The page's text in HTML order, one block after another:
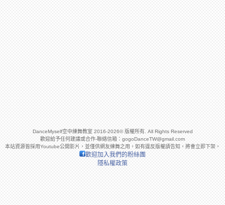
DanceMyself空中練舞教室 2016-2026© 版權所有. All Rights Reserved
歡迎給予任何建議或合作-聯絡信箱： gogoDanceTW@gmail.com
本站資源皆採用Youtube公開影片，並僅供網友練舞之用，如有違反版權請告知，將會立即下架。
歡迎加入我們的粉絲團
隱私權政策